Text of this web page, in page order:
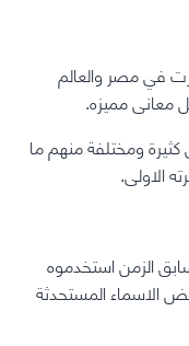
في مصر والعالم
معانى مميزه.
ومختلفة منهم ما
الاولى.
الزمن استخدموه
الاسماء المستحدثة